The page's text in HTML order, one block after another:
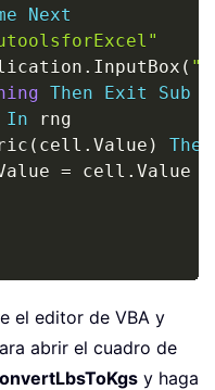
Next
. InputBox (
Then Exit
Sub
In rng
( cell . Value )
Then
= cell . Value
el editor de VBA y
abrir el cuadro de
y haga